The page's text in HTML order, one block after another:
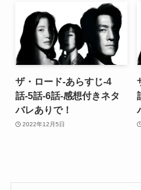
ザ・ロード-あらすじ-4
話-5話-6話-感想付きネタ
バレありで！
2022年12月5日